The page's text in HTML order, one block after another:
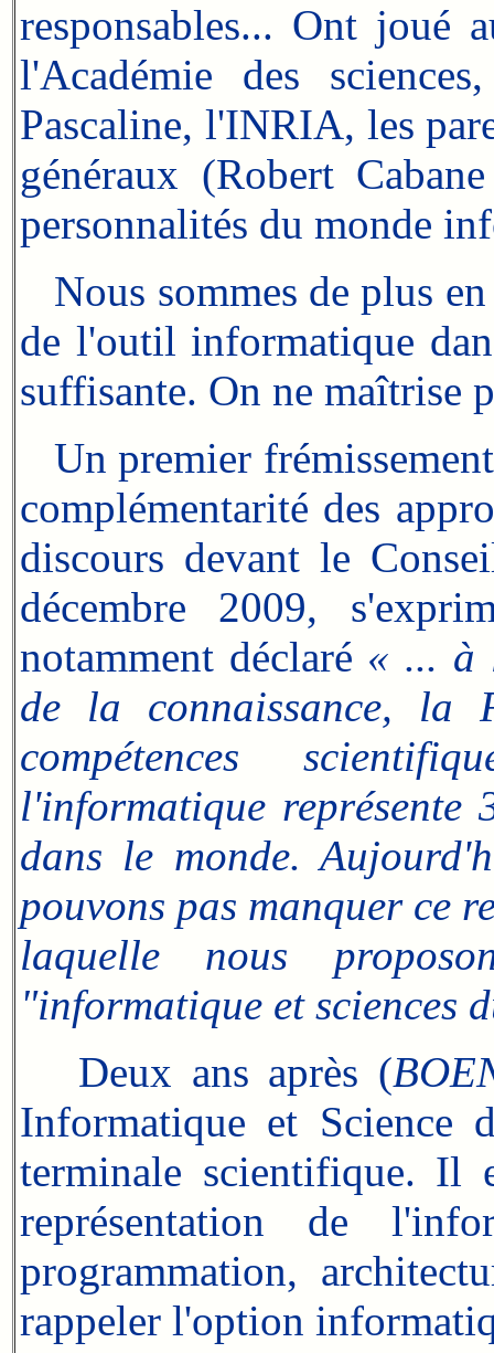
responsables... Ont joué
l'Académie des
Pascaline, l'INRIA, les
généraux (Robert
personnalités du monde
Nous sommes de plus
de l'outil informatique
suffisante. On ne maîtrise
Un premier
complémentarité des
discours devant le
décembre 2009,
notamment déclaré « ... à
de la connaissance, la
compétences
l'informatique représente
dans le monde.
pouvons pas manquer ce
laquelle nous
"informatique et sciences
Deux ans après (
Informatique et Science
terminale scientifique. Il
représentation de
programmation,
rappeler l'option